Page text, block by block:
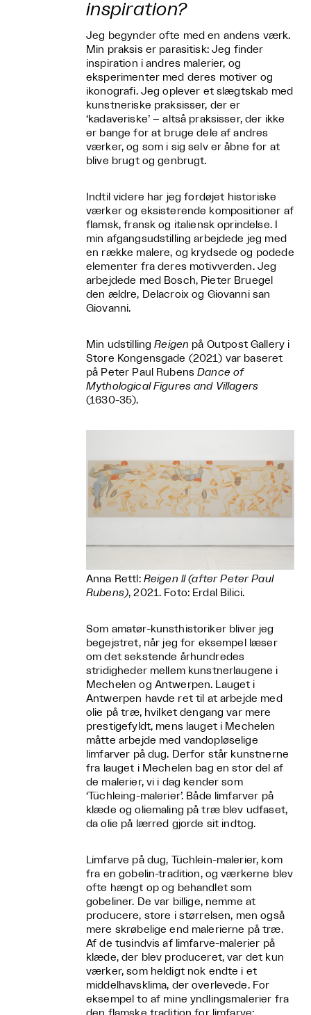
inspiration?
Jeg begynder ofte med en andens værk.
Min praksis er parasitisk: Jeg finder
inspiration i andres malerier, og
eksperimenter med deres motiver og
ikonografi. Jeg oplever et slægtskab med
kunstneriske praksisser, der er
‘kadaveriske’ – altså praksisser, der ikke
er bange for at bruge dele af andres
værker, og som i sig selv er åbne for at
blive brugt og genbrugt.
Indtil videre har jeg fordøjet historiske
værker og eksisterende kompositioner af
flamsk, fransk og italiensk oprindelse. I
min afgangsudstilling arbejdede jeg med
en række malere, og krydsede og podede
elementer fra deres motivverden. Jeg
arbejdede med Bosch, Pieter Bruegel
den ældre, Delacroix og Giovanni san
Giovanni.
Min udstillingReigen på Outpost Gallery i
Store Kongensgade (2021) var baseret
på Peter Paul RubensDance of
Mythological Figures and Villagers
(1630-35).
Anna Rettl: Reigen ll (after Peter Paul
Rubens), 2021. Foto: Erdal Bilici.
Som amatør-kunsthistoriker bliver jeg
begejstret, når jeg for eksempel læser
om det sekstende århundredes
stridigheder mellem kunstnerlaugene i
Mechelen og Antwerpen. Lauget i
Antwerpen havde ret til at arbejde med
olie på træ, hvilket dengang var mere
prestigefyldt, mens lauget i Mechelen
måtte arbejde med vandopløselige
limfarver på dug. Derfor står kunstnerne
fra lauget i Mechelen bag en stor del af
de malerier, vi i dag kender som
‘Tüchleing-malerier’. Både limfarver på
klæde og oliemaling på træ blev udfaset,
da olie på lærred gjorde sit indtog.
Limfarve på dug, Tüchlein-malerier, kom
fra en gobelin-tradition, og værkerne blev
ofte hængt op og behandlet som
gobeliner. De var billige, nemme at
producere, store i størrelsen, men også
mere skrøbelige end malerierne på træ.
Af de tusindvis af limfarve-malerier på
klæde, der blev produceret, var det kun
værker, som heldigt nok endte i et
middelhavsklima, der overlevede. For
eksempel to af mine yndlingsmalerier fra